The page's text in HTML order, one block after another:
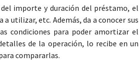
importe y duración del préstamo, el
utilizar, etc. Además, da a conocer sus
condiciones para poder amortizar el
de la operación, lo recibe en un
compararlas.